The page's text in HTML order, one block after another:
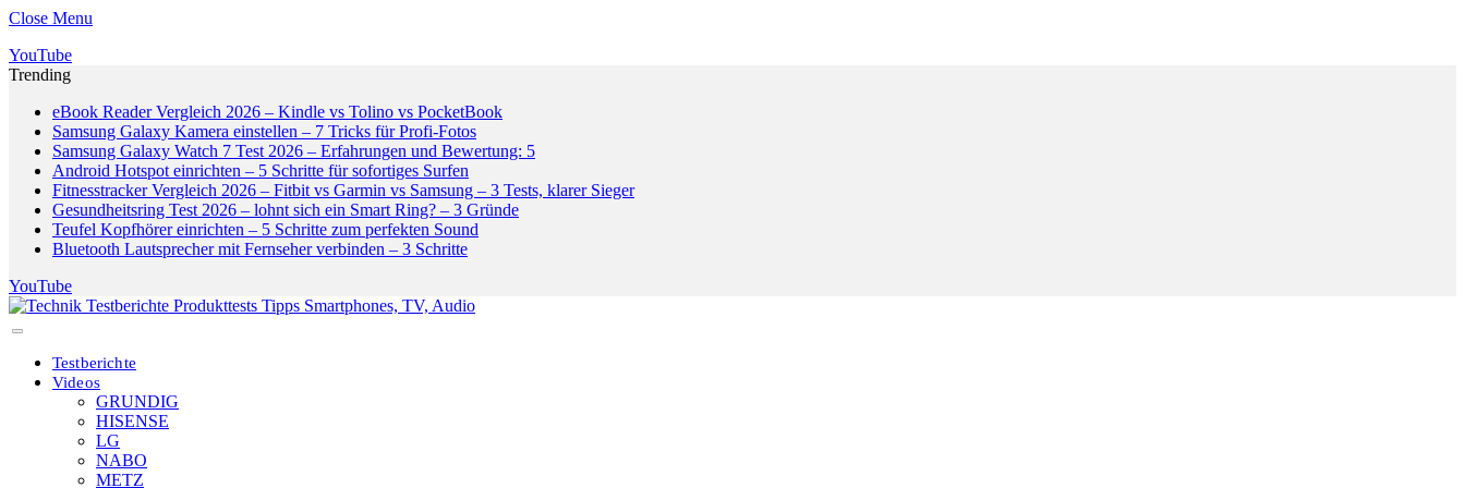
Close Menu
YouTube
Trending
eBook Reader Vergleich 2026 – Kindle vs Tolino vs PocketBook
Samsung Galaxy Kamera einstellen – 7 Tricks für Profi-Fotos
Samsung Galaxy Watch 7 Test 2026 – Erfahrungen und Bewertung: 5
Android Hotspot einrichten – 5 Schritte für sofortiges Surfen
Fitnesstracker Vergleich 2026 – Fitbit vs Garmin vs Samsung – 3 Tests, klarer Sieger
Gesundheitsring Test 2026 – lohnt sich ein Smart Ring? – 3 Gründe
Teufel Kopfhörer einrichten – 5 Schritte zum perfekten Sound
Bluetooth Lautsprecher mit Fernseher verbinden – 3 Schritte
YouTube
Testberichte
Videos
GRUNDIG
HISENSE
LG
NABO
METZ